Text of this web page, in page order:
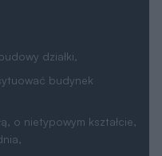
działki,
budynek
o nietypowym kształcie,